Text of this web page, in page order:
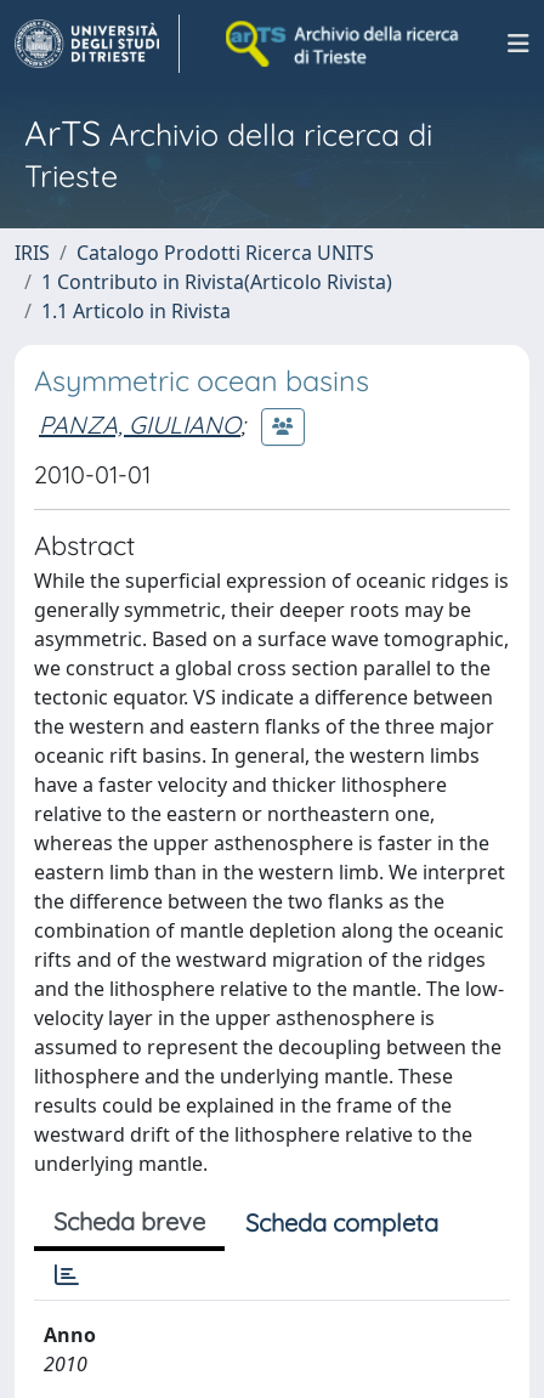
ArTS Archivio della ricerca di
Trieste
IRIS
Catalogo Prodotti Ricerca UNITS
1 Contributo in Rivista(Articolo Rivista)
1.1 Articolo in Rivista
Asymmetric ocean basins
PANZA, GIULIANO;
2010-01-01
Abstract
While the superficial expression of oceanic ridges is
generally symmetric, their deeper roots may be
asymmetric. Based on a surface wave tomographic,
we construct a global cross section parallel to the
tectonic equator. VS indicate a difference between
the western and eastern flanks of the three major
oceanic rift basins. In general, the western limbs
have a faster velocity and thicker lithosphere
relative to the eastern or northeastern one,
whereas the upper asthenosphere is faster in the
eastern limb than in the western limb. We interpret
the difference between the two flanks as the
combination of mantle depletion along the oceanic
rifts and of the westward migration of the ridges
and the lithosphere relative to the mantle. The low-
velocity layer in the upper asthenosphere is
assumed to represent the decoupling between the
lithosphere and the underlying mantle. These
results could be explained in the frame of the
westward drift of the lithosphere relative to the
underlying mantle.
Scheda breve Scheda completa
Anno
2010